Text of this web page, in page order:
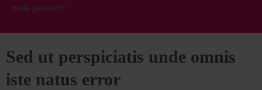
nulla pariatur?"
Sed ut perspiciatis unde omnis
iste natus error